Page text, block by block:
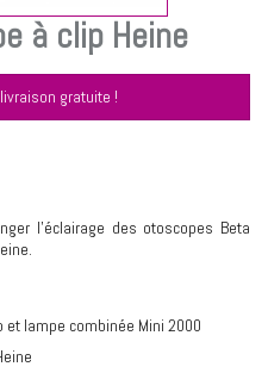
à clip Heine
gratuite !
l’éclairage des otoscopes Beta
lampe combinée Mini 2000